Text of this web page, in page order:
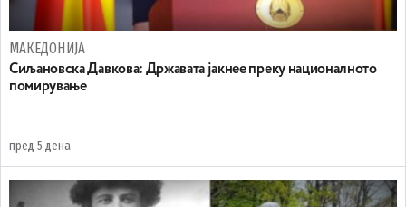
МАКЕДОНИЈА
Сиљановска Давкова: Државата јакнее преку националното
помирување
пред 5 дена